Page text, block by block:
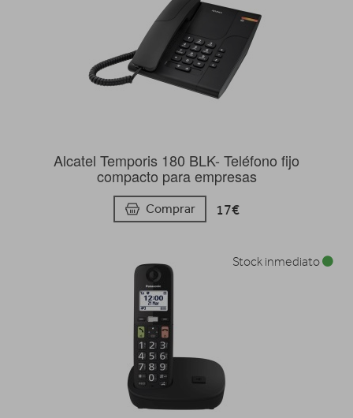
Alcatel Temporis 180 BLK- Teléfono fijo
compacto para empresas
Comprar 17€
Stock inmediato